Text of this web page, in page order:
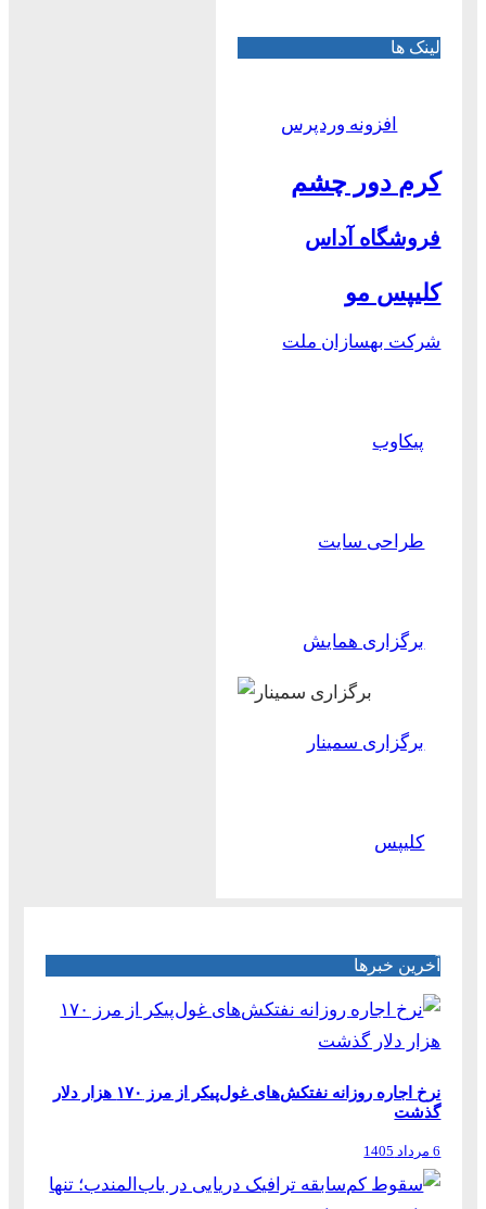
لینک ها
افزونه وردپرس
کرم دور چشم
فروشگاه آداس
کلیپس مو
شرکت بهسازان ملت
پیکاوب
طراحی سایت
برگزاری همایش
برگزاری سمینار
کلیپس
آخرین خبرها
نرخ اجاره روزانه نفتکش‌های غول‌پیکر از مرز ۱۷۰ هزار دلار
گذشت
6 مرداد 1405